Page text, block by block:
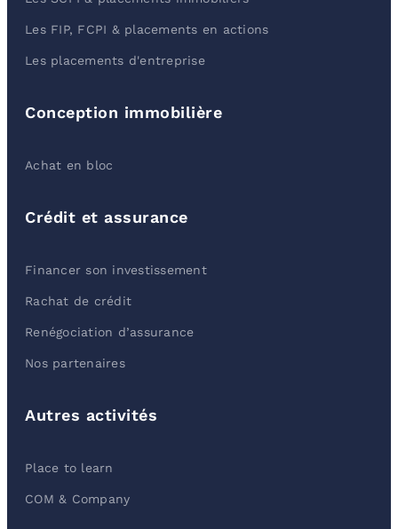
Les FIP, FCPI & placements en actions
Les placements d'entreprise
Conception immobilière
Achat en bloc
Crédit et assurance
Financer son investissement
Rachat de crédit
Renégociation d’assurance
Nos partenaires
Autres activités
Place to learn
COM & Company